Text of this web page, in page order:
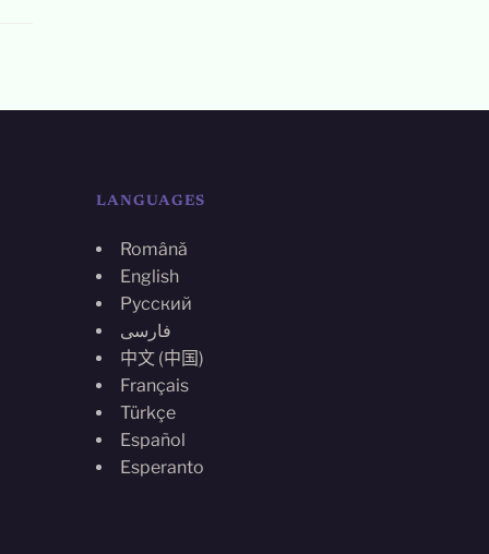
LANGUAGES
Română
English
Русский
فارسی
中文 (中国)
Français
Türkçe
Español
Esperanto